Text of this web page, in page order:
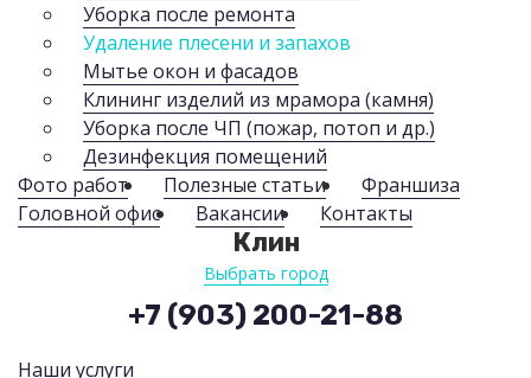
Уборка после ремонта
Удаление плесени и запахов
Мытье окон и фасадов
Клининг изделий из мрамора (камня)
Уборка после ЧП (пожар, потоп и др.)
Дезинфекция помещений
Фото работ
Полезные статьи
Франшиза
Головной офис
Вакансии Контакты
Клин
Выбрать город
+7 (903) 200-21-88
Наши услуги